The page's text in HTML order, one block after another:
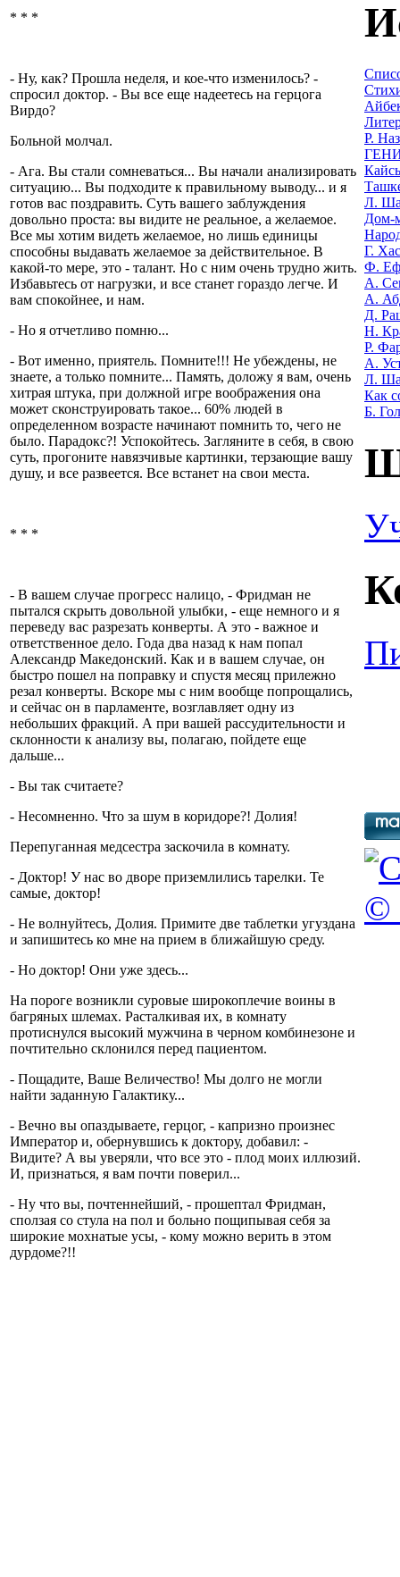
* * *
- Ну, как? Прошла неделя, и кое-что изменилось? -
спросил доктор. - Вы все еще надеетесь на герцога
Вирдо?
Больной молчал.
- Ага. Вы стали сомневаться... Вы начали анализировать
ситуацию... Вы подходите к правильному выводу... и я
готов вас поздравить. Суть вашего заблуждения
довольно проста: вы видите не реальное, а желаемое.
Все мы хотим видеть желаемое, но лишь единицы
способны выдавать желаемое за действительное. В
какой-то мере, это - талант. Но с ним очень трудно жить.
Избавьтесь от нагрузки, и все станет гораздо легче. И
вам спокойнее, и нам.
- Но я отчетливо помню...
- Вот именно, приятель. Помните!!! Не убеждены, не
знаете, а только помните... Память, доложу я вам, очень
хитрая штука, при должной игре воображения она
может сконструировать такое... 60% людей в
определенном возрасте начинают помнить то, чего не
было. Парадокс?! Успокойтесь. Загляните в себя, в свою
суть, прогоните навязчивые картинки, терзающие вашу
душу, и все развеется. Все встанет на свои места.
* * *
- В вашем случае прогресс налицо, - Фридман не
пытался скрыть довольной улыбки, - еще немного и я
переведу вас разрезать конверты. А это - важное и
ответственное дело. Года два назад к нам попал
Александр Македонский. Как и в вашем случае, он
быстро пошел на поправку и спустя месяц прилежно
резал конверты. Вскоре мы с ним вообще попрощались,
и сейчас он в парламенте, возглавляет одну из
небольших фракций. А при вашей рассудительности и
склонности к анализу вы, полагаю, пойдете еще
дальше...
- Вы так считаете?
- Несомненно. Что за шум в коридоре?! Долия!
Перепуганная медсестра заскочила в комнату.
- Доктор! У нас во дворе приземлились тарелки. Те
самые, доктор!
- Не волнуйтесь, Долия. Примите две таблетки угуздана
и запишитесь ко мне на прием в ближайшую среду.
- Но доктор! Они уже здесь...
На пороге возникли суровые широкоплечие воины в
багряных шлемах. Расталкивая их, в комнату
протиснулся высокий мужчина в черном комбинезоне и
почтительно склонился перед пациентом.
- Пощадите, Ваше Величество! Мы долго не могли
найти заданную Галактику...
- Вечно вы опаздываете, герцог, - капризно произнес
Император и, обернувшись к доктору, добавил: -
Видите? А вы уверяли, что все это - плод моих иллюзий.
И, признаться, я вам почти поверил...
- Ну что вы, почтеннейший, - прошептал Фридман,
сползая со стула на пол и больно пощипывая себя за
широкие мохнатые усы, - кому можно верить в этом
дурдоме?!!
Р.
Л.
Дом-
Г.
Ф.
А.
А.
Д.
Н.
Р.
А.
Л.
Как
Б.
©